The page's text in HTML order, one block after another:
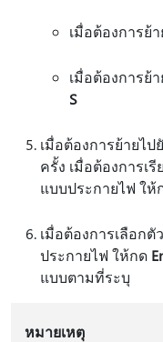
เมื่อต้องการย้
เมื่อต้องการย้
S
เมื่อต้องการย้ายไ
ครั้ง เมื่อต้องการเ
แบบประกายไฟ ใ
เมื่อต้องการเลือก
ประกายไฟ ให้กด
แบบตามที่ระบุ
หมายเหตุ